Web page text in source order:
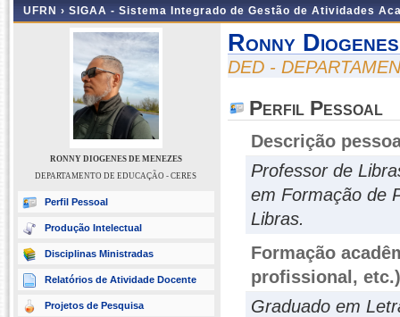
UFRN › SIGAA - Sistema Integrado de Gestão de Atividades
RONNY DIOGENES DE MENEZES
DEPARTAMENTO DE EDUCAÇÃO - CERES
Perfil Pessoal
Produção Intelectual
Disciplinas Ministradas
Relatórios de Atividade Docente
Projetos de Pesquisa
Ronny
DED -
Perfil Pessoal
Descrição
Professor de
em Formação de
Libras.
Formação
profissional, etc.)
Graduado em